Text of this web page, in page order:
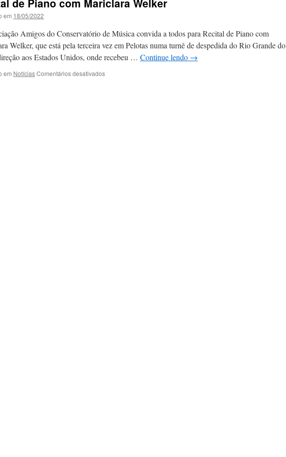
de Piano com Mariclara Welker
em 18/05/2022
Amigos do Conservatório de Música convida a todos para Recital de Piano com
Welker, que está pela terceira vez em Pelotas numa turnê de despedida do Rio Grande do
aos Estados Unidos, onde recebeu … Continue lendo →
em NotíciasComentários desativadosem